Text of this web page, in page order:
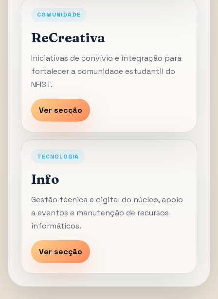
COMUNIDADE
ReCreativa
Iniciativas de convívio e integração para
fortalecer a comunidade estudantil do
NFIST.
Ver secção
TECNOLOGIA
Info
Gestão técnica e digital do núcleo, apoio
a eventos e manutenção de recursos
informáticos.
Ver secção